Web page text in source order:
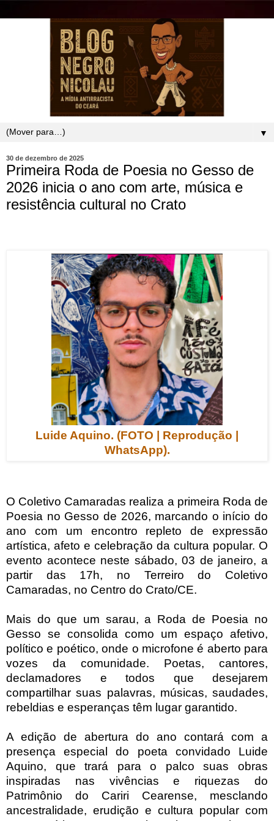
▼
30 de dezembro de 2025
Primeira Roda de Poesia no Gesso de
2026 inicia o ano com arte, música e
resistência cultural no Crato
Luide Aquino. (FOTO | Reprodução |
WhatsApp).
O Coletivo Camaradas realiza a primeira Roda de
Poesia no Gesso de 2026, marcando o início do
ano com um encontro repleto de expressão
artística, afeto e celebração da cultura popular. O
evento acontece neste sábado, 03 de janeiro, a
partir das 17h, no Terreiro do Coletivo
Camaradas, no Centro do Crato/CE.
Mais do que um sarau, a Roda de Poesia no
Gesso se consolida como um espaço afetivo,
político e poético, onde o microfone é aberto para
vozes da comunidade. Poetas, cantores,
declamadores e todos que desejarem
compartilhar suas palavras, músicas, saudades,
rebeldias e esperanças têm lugar garantido.
A edição de abertura do ano contará com a
presença especial do poeta convidado Luide
Aquino, que trará para o palco suas obras
inspiradas nas vivências e riquezas do
Patrimônio do Cariri Cearense, mesclando
ancestralidade, erudição e cultura popular com